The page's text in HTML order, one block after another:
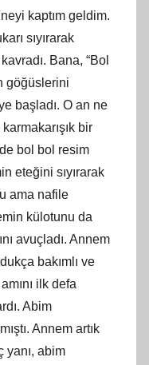
kaptım geldim.
sıyırarak
Bana, “Bol
göğüslerini
başladı. O an ne
bir
bol bol resim
eteğini sıyırarak
ama nafile
külotunu da
ını avuçladı. Annem
bakımlı ve
amını ilk defa
Abim
Annem artık
yanı, abim